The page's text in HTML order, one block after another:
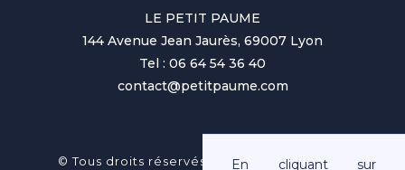
LE PETIT PAUME
144 Avenue Jean Jaurès, 69007 Lyon
Tel : 06 64 54 36 40
contact@petitpaume.com
© Tous droits réservés au Petit Paumé 2025
En cliquant sur